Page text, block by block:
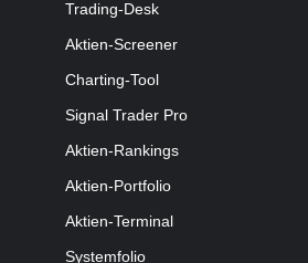
Trading-Desk
Aktien-Screener
Charting-Tool
Signal Trader Pro
Aktien-Rankings
Aktien-Portfolio
Aktien-Terminal
Systemfolio